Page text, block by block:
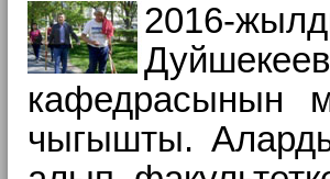
2016-
кафедрасынын
чыгышты.